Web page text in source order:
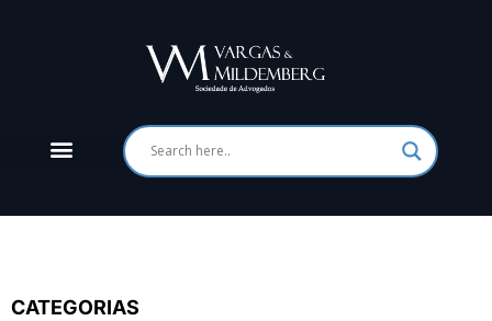
CATEGORIAS